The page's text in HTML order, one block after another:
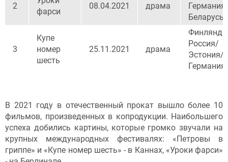
2
фарси
08.04.2021 драма
Беларусь
3
Купе
номер
шесть
25.11.2021 драма
Россия/
Эстония/
Германия
В 2021 году в отечественный прокат вышло более 10
фильмов, произведенных в копродукции. Наибольшего
успеха добились картины, которые громко звучали на
крупных международных фестивалях: «Петровы в
гриппе» и «Купе номер шесть» - в Каннах, «Уроки фарси»